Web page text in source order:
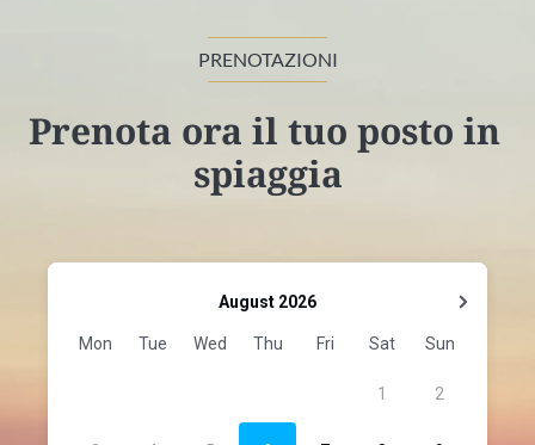
PRENOTAZIONI
Prenota ora il tuo posto in
spiaggia